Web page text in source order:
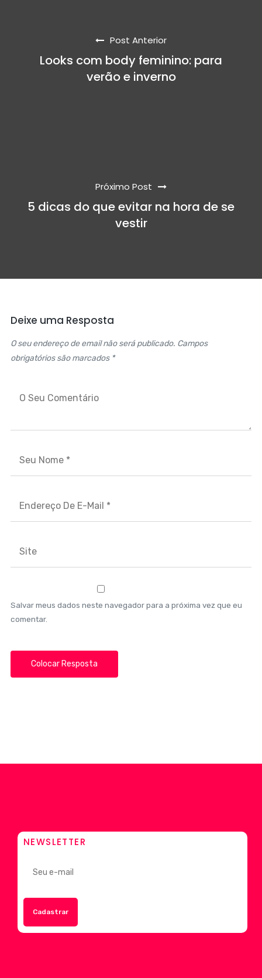
Post Anterior
Looks com body feminino: para
verão e inverno
Próximo Post
5 dicas do que evitar na hora de se
vestir
Deixe uma Resposta
O seu endereço de email não será publicado. Campos
obrigatórios são marcados *
Salvar meus dados neste navegador para a próxima vez que eu
comentar.
NEWSLETTER